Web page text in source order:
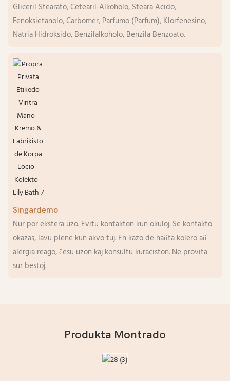
Gliceril Stearato, Cetearil-Alkoholo, Steara Acido,
Fenoksietanolo, Carbomer, Parfumo (Parfum), Klorfenesino,
Natria Hidroksido, Benzilalkoholo, Benzila Benzoato.
Singardemo
Nur por ekstera uzo. Evitu kontakton kun okuloj. Se kontakto
okazas, lavu plene kun akvo tuj. En kazo de haŭta kolero aŭ
alergia reago, ĉesu uzon kaj konsultu kuraciston. Ne provita
sur bestoj.
Produkta Montrado